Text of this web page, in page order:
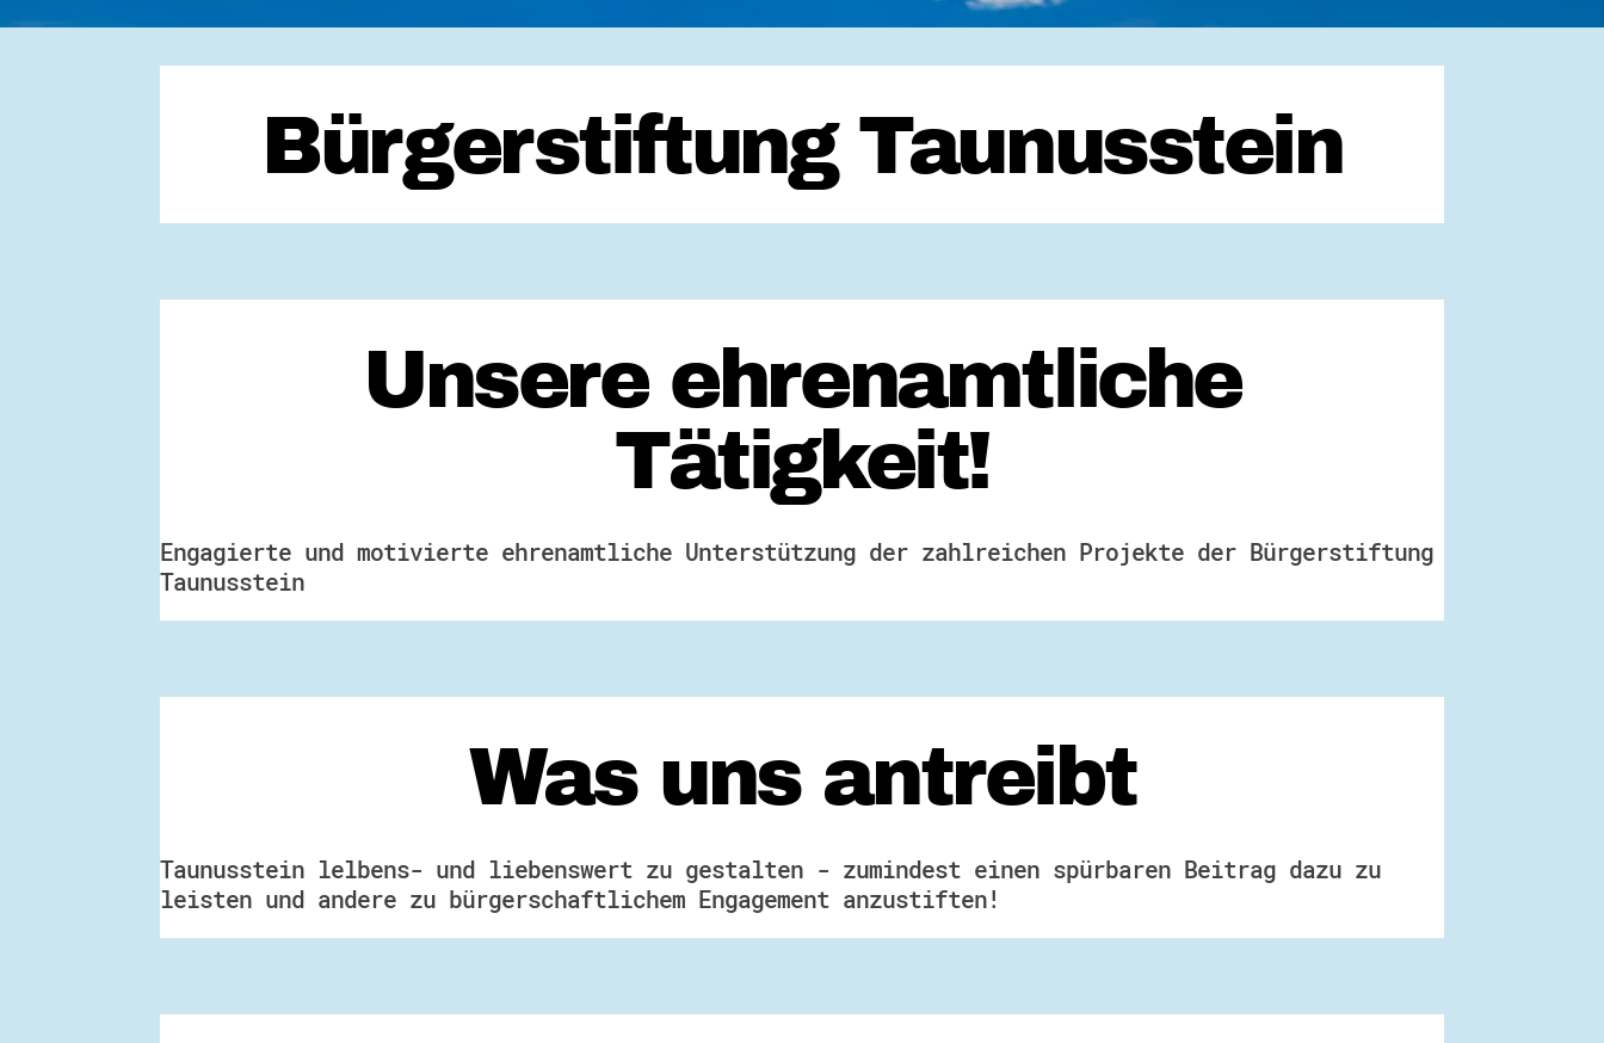
Bürgerstiftung Taunusstein
Unsere ehrenamtliche
Tätigkeit!
Engagierte und motivierte ehrenamtliche Unterstützung der zahlreichen Projekte der Bürgerstiftung
Taunusstein
Was uns antreibt
Taunusstein lelbens- und liebenswert zu gestalten - zumindest einen spürbaren Beitrag dazu zu
leisten und andere zu bürgerschaftlichem Engagement anzustiften!